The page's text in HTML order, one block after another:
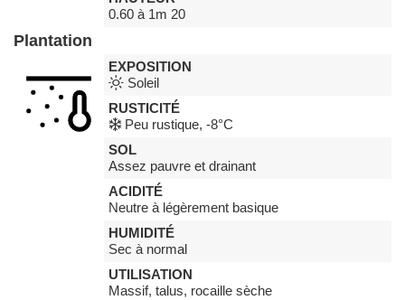
0.60 à 1m 20
Plantation
EXPOSITION
Soleil
RUSTICITÉ
Peu rustique, -8°C
SOL
Assez pauvre et drainant
ACIDITÉ
Neutre à légèrement basique
HUMIDITÉ
Sec à normal
UTILISATION
Massif, talus, rocaille sèche